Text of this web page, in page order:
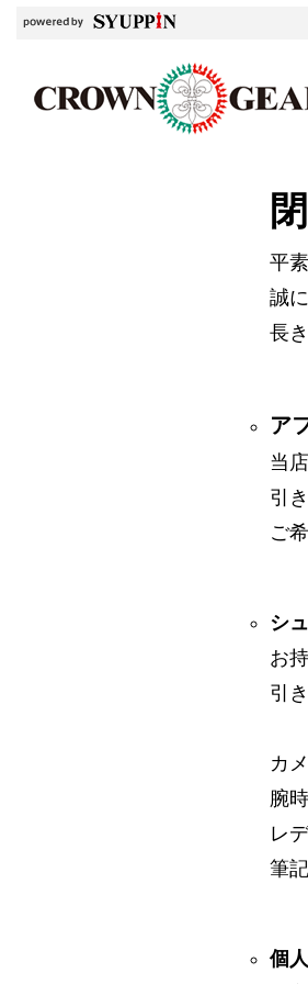
平
誠
長
ア
当
引
ご
シ
お
引
カ
腕
レ
筆
個